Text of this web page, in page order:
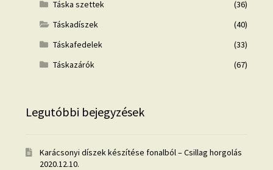
Táska szettek
(36)
Táskadíszek
(40)
Táskafedelek
(33)
Táskazárók
(67)
Legutóbbi bejegyzések
Karácsonyi díszek készítése fonalból – Csillag horgolás
2020.12.10.